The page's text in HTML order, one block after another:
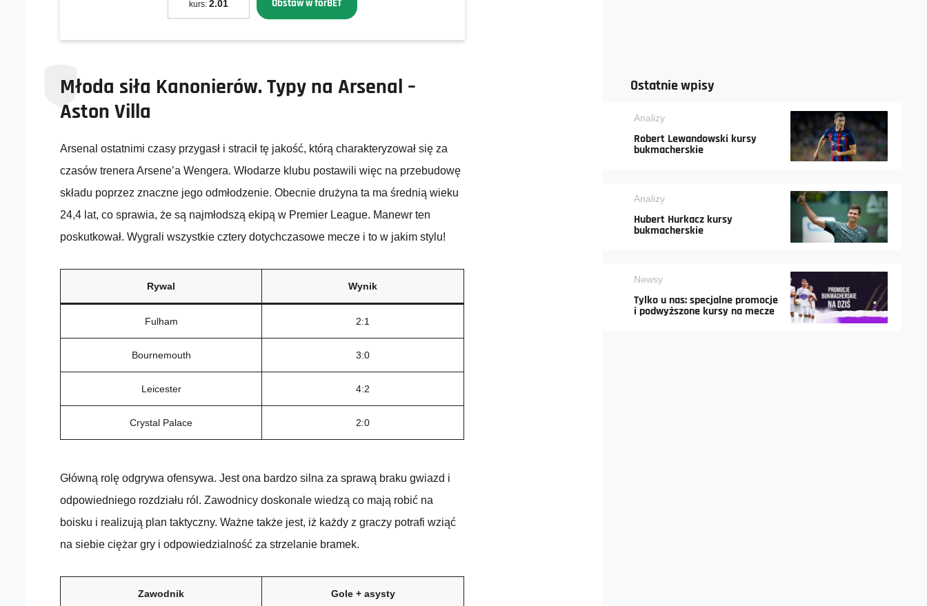
kurs: 2.01 Obstaw w forBET
Młoda siła Kanonierów. Typy na Arsenal –
Aston Villa
Arsenal ostatnimi czasy przygasł i stracił tę jakość, którą charakteryzował się za
czasów trenera Arsene’a Wengera. Włodarze klubu postawili więc na przebudowę
składu poprzez znaczne jego odmłodzenie. Obecnie drużyna ta ma średnią wieku
24,4 lat, co sprawia, że są najmłodszą ekipą w Premier League. Manewr ten
poskutkował. Wygrali wszystkie cztery dotychczasowe mecze i to w jakim stylu!
Rywal Wynik
Fulham 2:1
Bournemouth 3:0
Leicester 4:2
Crystal Palace 2:0
Główną rolę odgrywa ofensywa. Jest ona bardzo silna za sprawą braku gwiazd i
odpowiedniego rozdziału ról. Zawodnicy doskonale wiedzą co mają robić na
boisku i realizują plan taktyczny. Ważne także jest, iż każdy z graczy potrafi wziąć
na siebie ciężar gry i odpowiedzialność za strzelanie bramek.
Zawodnik Gole + asysty
Ostatnie wpisy
Analizy
Robert Lewandowski kursy
bukmacherskie
Analizy
Hubert Hurkacz kursy
bukmacherskie
Newsy
Tylko u nas: specjalne promocje
i podwyższone kursy na mecze